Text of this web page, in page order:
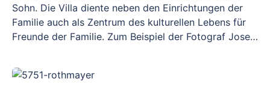
Sohn. Die Villa diente neben den Einrichtungen der
Familie auch als Zentrum des kulturellen Lebens für
Freunde der Familie. Zum Beispiel der Fotograf Josef
Werke den Garten schmücken. Heute ist die Villa
eines der bedeutendsten Denkmäler der